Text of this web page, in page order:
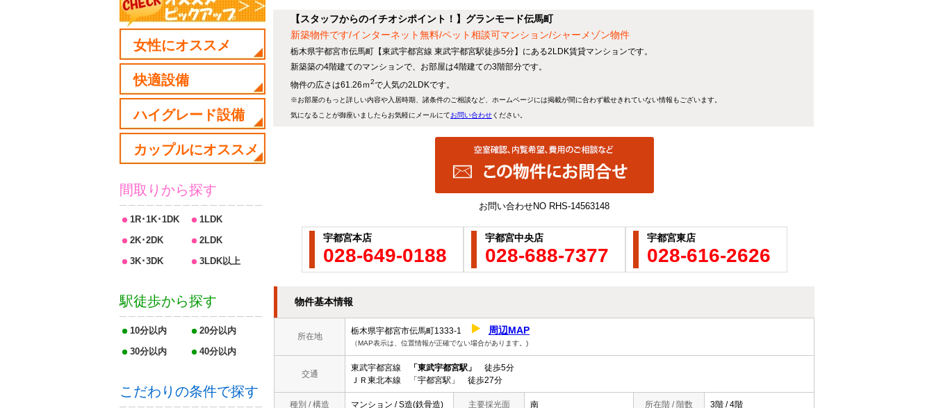
【スタッフからのイチオシポイント！】グランモード伝馬町
新築物件です/インターネット無料/ペット相談可マンション/シャーメゾン物件
栃木県宇都宮市伝馬町【東武宇都宮線 東武宇都宮駅徒歩5分】にある2LDK賃貸マンションです。
新築築の4階建てのマンションで、お部屋は4階建ての3階部分です。
物件の広さは61.26ｍ2で人気の2LDKです。
※お部屋のもっと詳しい内容や入居時期、諸条件のご相談など、ホームページには掲載が間に合わず載せきれていない情報もございます。
気になることが御座いましたらお気軽にメールにてお問い合わせください。
お問い合わせNO RHS-14563148
宇都宮本店
028-649-0188
宇都宮中央店
028-688-7377
宇都宮東店
028-616-2626
物件基本情報
所在地
栃木県宇都宮市伝馬町1333-1 周辺MAP
（MAP表示は、位置情報が正確でない場合があります。)
交通
東武宇都宮線 「東武宇都宮駅」
徒歩5分
ＪＲ東北本線 「宇都宮駅」 徒歩27分
種別 / 構造 マンション / S造(鉄骨造) 主要採光面 南 所在階 / 階数 3階 / 4階
女性にオススメ
快適設備
ハイグレード設備
カップルにオススメ
間取りから探す
1R･1K･1DK
1LDK
2K･2DK
2LDK
3K･3DK
3LDK以上
駅徒歩から探す
10分以内
20分以内
30分以内
40分以内
こだわりの条件で探す